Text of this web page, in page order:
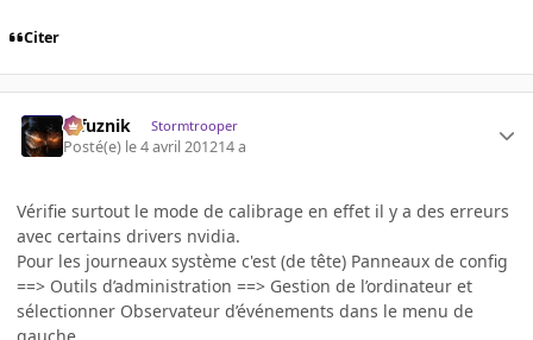
Citer
refuznik Stormtrooper
Posté(e) le 4 avril 201214 a
Vérifie surtout le mode de calibrage en effet il y a des erreurs
avec certains drivers nvidia.
Pour les journeaux système c'est (de tête) Panneaux de config
==> Outils d’administration ==> Gestion de l’ordinateur et
sélectionner Observateur d’événements dans le menu de